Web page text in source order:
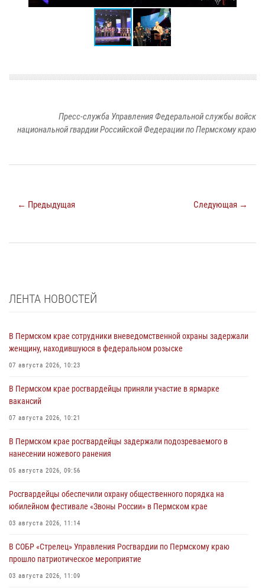
Пресс-служба Управления Федеральной службы войск
национальной гвардии Российской Федерации по Пермскому краю
← Предыдущая Следующая →
ЛЕНТА НОВОСТЕЙ
В Пермском крае сотрудники вневедомственной охраны задержали
женщину, находившуюся в федеральном розыске
07 августа 2026, 10:23
В Пермском крае росгвардейцы приняли участие в ярмарке
вакансий
07 августа 2026, 10:21
В Пермском крае росгвардейцы задержали подозреваемого в
нанесении ножевого ранения
05 августа 2026, 09:56
Росгвардейцы обеспечили охрану общественного порядка на
юбилейном фестивале «Звоны России» в Пермском крае
03 августа 2026, 11:14
В СОБР «Стрелец» Управления Росгвардии по Пермскому краю
прошло патриотическое мероприятие
03 августа 2026, 11:09